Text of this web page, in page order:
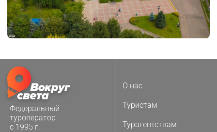
Федеральный
туроператор
с 1995 г.
О нас
Туристам
Турагентствам